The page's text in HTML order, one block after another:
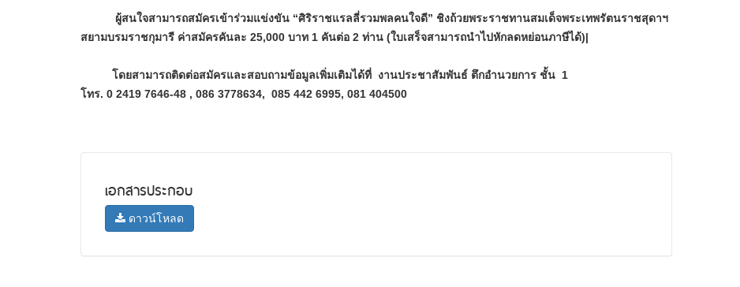
ผู้สนใจสามารถสมัครเข้าร่วมแข่งขัน “ศิริราชแรลลี่รวมพลคนใจดี” ชิงถ้วยพระราชทานสมเด็จพระเทพรัตนราชสุดาฯ
สยามบรมราชกุมารี ค่าสมัครคันละ 25,000 บาท 1 คันต่อ 2 ท่าน (ใบเสร็จสามารถนำไปหักลดหย่อนภาษีได้)|
โดยสามารถติดต่อสมัครและสอบถามข้อมูลเพิ่มเติมได้ที่ งานประชาสัมพันธ์ ตึกอำนวยการ ชั้น 1
โทร. 0 2419 7646-48 , 086 3778634, 085 442 6995, 081 404500
เอกสารประกอบ
ดาวน์โหลด